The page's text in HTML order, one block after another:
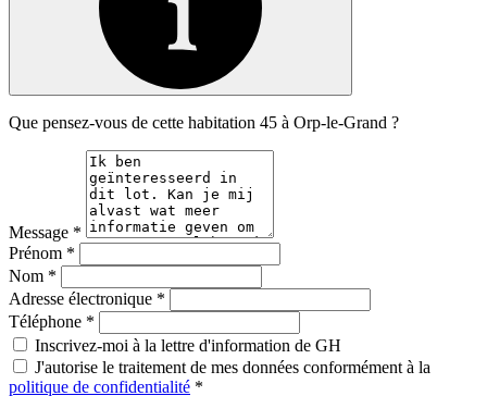
Que pensez-vous de cette habitation 45 à Orp-le-Grand ?
Message *
Prénom *
Nom *
Adresse électronique *
Téléphone *
Inscrivez-moi à la lettre d'information de GH
J'autorise le traitement de mes données conformément à la
politique de confidentialité *